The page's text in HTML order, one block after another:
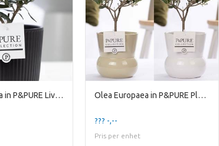
Olea Europaea in P&PURE Liv ceramics matt Black Olea Europaea in P&PURE Plants Vase Maxima ass. 2
??? -,--
Pris per enhet